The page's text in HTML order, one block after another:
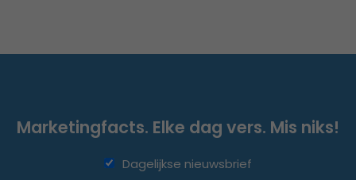
Marketingfacts. Elke dag vers. Mis niks!
Dagelijkse nieuwsbrief